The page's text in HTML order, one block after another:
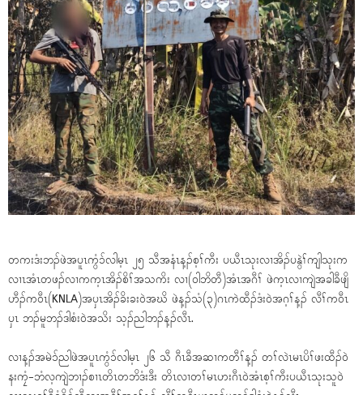
တကးဒံးဘၣ်ဖဲအပူၤကွံၥ်လါမ့ၤ ၂၅ သီအနံၤန့ၣ်စ့ၢ်ကီး ပယီၤသုးလၢအိၣ်ပနွဲၢ်ကျါသုးက
လၢၤအံၤတဖၣ်လၢကက့ၤအိၣ်စိၢ်အသကိး လၢ(၀ါဘိတီ)အံၤအဂီၢ် ဖဲက့ၤလၢကျဲအခါခီဖျိ
ဟီၣ်က၀ီၤ(KNLA)အပှၤအိၣ်ခိးခး၀ဲအဃိ ဖဲန့ၣ်သံ(၃)ဂၤကဲထီၣ်ဒံး၀ဲအဂ့ၢ်န့ၣ် လီၢ်က၀ီၤ
ပှၤ ဘၣ်မူဘၣ်ဒါစံး၀ဲအသိး သ့ၣ်ညါဘၣ်န့ၣ်လီၤ.
လၢန့ၣ်အမဲၥ်ညါဖဲအပူၤကွံၥ်လါမ့ၤ ၂၆ သီ ဂီၤခီအဆၢကတီၢ်န့ၣ် တၢ်လဲၤမၤပိၢ်ဖးထီၣ်၀ဲ
နးကၠံ-ဘံလ့ကျဲဘၢၣ်စၢၤတိၤတဘိဒံးဒီး တိၤလၢတၢ်မၤဟးဂီၤ၀ဲအံၤစ့ၢ်ကီးပယီၤသုးသူ၀ဲ